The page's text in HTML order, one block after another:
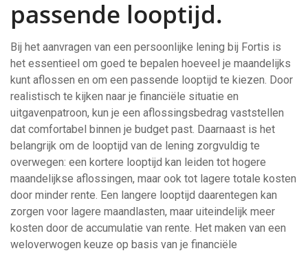
passende looptijd.
Bij het aanvragen van een persoonlijke lening bij Fortis is
het essentieel om goed te bepalen hoeveel je maandelijks
kunt aflossen en om een passende looptijd te kiezen. Door
realistisch te kijken naar je financiële situatie en
uitgavenpatroon, kun je een aflossingsbedrag vaststellen
dat comfortabel binnen je budget past. Daarnaast is het
belangrijk om de looptijd van de lening zorgvuldig te
overwegen: een kortere looptijd kan leiden tot hogere
maandelijkse aflossingen, maar ook tot lagere totale kosten
door minder rente. Een langere looptijd daarentegen kan
zorgen voor lagere maandlasten, maar uiteindelijk meer
kosten door de accumulatie van rente. Het maken van een
weloverwogen keuze op basis van je financiële